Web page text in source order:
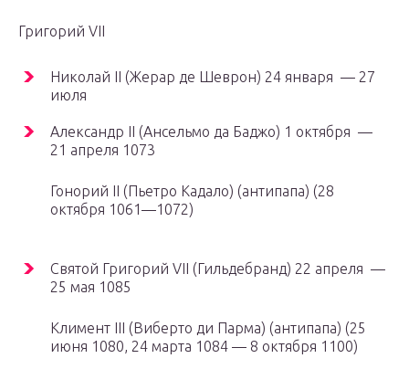
Григорий VII
Николай II (Жерар де Шеврон) 24 января — 27
июля
Александр II (Ансельмо да Баджо) 1 октября —
21 апреля 1073
Гонорий II (Пьетро Кадало) (антипапа) (28
октября 1061—1072)
Святой Григорий VII (Гильдебранд) 22 апреля —
25 мая 1085
Климент III (Виберто ди Парма) (антипапа) (25
июня 1080, 24 марта 1084 — 8 октября 1100)